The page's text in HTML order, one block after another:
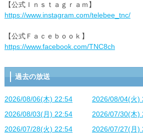
【公式Ｉｎｓｔａｇｒａｍ】
https://www.instagram.com/telebee_tnc/
【公式Ｆａｃｅｂｏｏｋ】
https://www.facebook.com/TNC8ch
過去の放送
2026/08/06(木) 22:54
2026/08/04(火)
2026/08/03(月) 22:54
2026/07/30(木)
2026/07/28(火) 22:54
2026/07/27(月)